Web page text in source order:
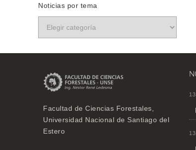
Noticias por tema
Facultad de Ciencias Forestales,
Universidad Nacional de Santiago del
Estero